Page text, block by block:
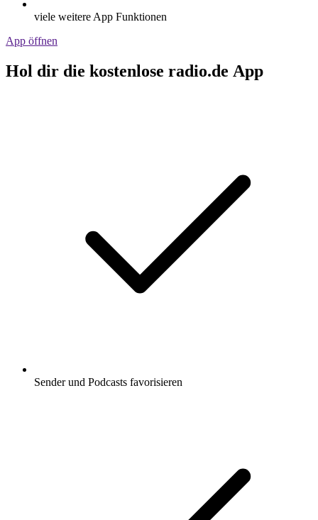
viele weitere App Funktionen
App öffnen
Hol dir die kostenlose radio.de App
Sender und Podcasts favorisieren